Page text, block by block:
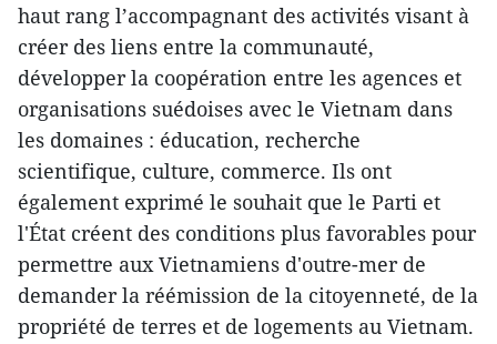
haut rang l’accompagnant des activités visant à
créer des liens entre la communauté,
développer la coopération entre les agences et
organisations suédoises avec le Vietnam dans
les domaines : éducation, recherche
scientifique, culture, commerce. Ils ont
également exprimé le souhait que le Parti et
l'État créent des conditions plus favorables pour
permettre aux Vietnamiens d'outre-mer de
demander la réémission de la citoyenneté, de la
propriété de terres et de logements au Vietnam.